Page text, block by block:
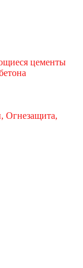
цементы
Огнезащита,